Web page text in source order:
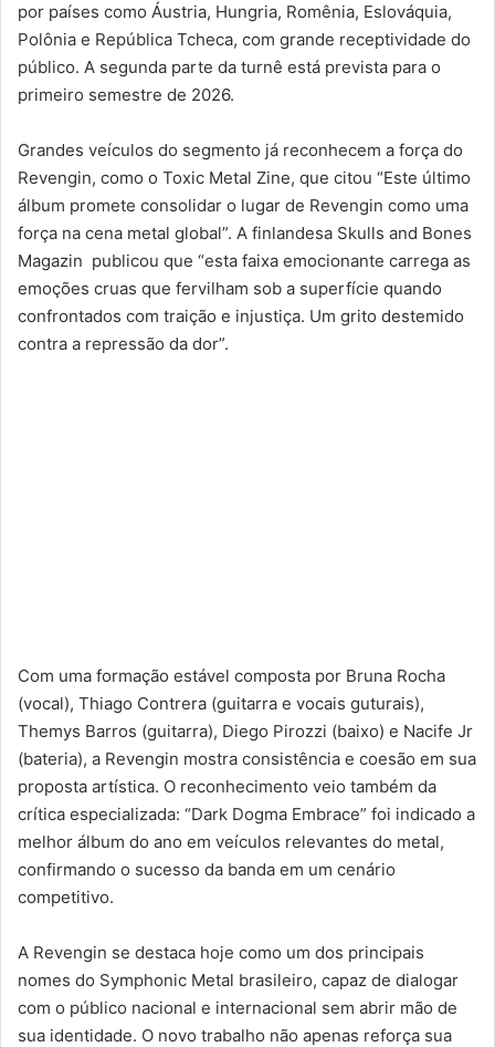
por países como Áustria, Hungria, Romênia, Eslováquia,
Polônia e República Tcheca, com grande receptividade do
público. A segunda parte da turnê está prevista para o
primeiro semestre de 2026.
Grandes veículos do segmento já reconhecem a força do
Revengin, como o Toxic Metal Zine, que citou “Este último
álbum promete consolidar o lugar de Revengin como uma
força na cena metal global”. A finlandesa Skulls and Bones
Magazin publicou que “esta faixa emocionante carrega as
emoções cruas que fervilham sob a superfície quando
confrontados com traição e injustiça. Um grito destemido
contra a repressão da dor”.
Com uma formação estável composta por Bruna Rocha
(vocal), Thiago Contrera (guitarra e vocais guturais),
Themys Barros (guitarra), Diego Pirozzi (baixo) e Nacife Jr
(bateria), a Revengin mostra consistência e coesão em sua
proposta artística. O reconhecimento veio também da
crítica especializada: “Dark Dogma Embrace” foi indicado a
melhor álbum do ano em veículos relevantes do metal,
confirmando o sucesso da banda em um cenário
competitivo.
A Revengin se destaca hoje como um dos principais
nomes do Symphonic Metal brasileiro, capaz de dialogar
com o público nacional e internacional sem abrir mão de
sua identidade. O novo trabalho não apenas reforça sua